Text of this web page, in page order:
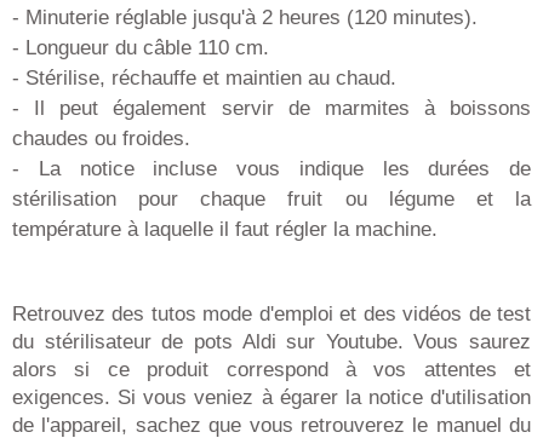
- Minuterie réglable jusqu'à 2 heures (120 minutes).
- Longueur du câble 110 cm.
- Stérilise, réchauffe et maintien au chaud.
- Il peut également servir de marmites à boissons
chaudes ou froides.
- La notice incluse vous indique les durées de
stérilisation pour chaque fruit ou légume et la
température à laquelle il faut régler la machine.
Retrouvez des tutos mode d'emploi et des vidéos de test
du stérilisateur de pots Aldi sur Youtube. Vous saurez
alors si ce produit correspond à vos attentes et
exigences. Si vous veniez à égarer la notice d'utilisation
de l'appareil, sachez que vous retrouverez le manuel du